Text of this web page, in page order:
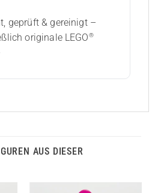
geprüft & gereinigt –
originale LEGO®
AUS DIESER